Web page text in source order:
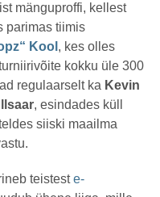
mänguproffi, kellest
parimas tiimis
Kool , kes olles
kokku üle 300
regulaarselt ka Kevin
, esindades küll
siiski maailma
teisteste-